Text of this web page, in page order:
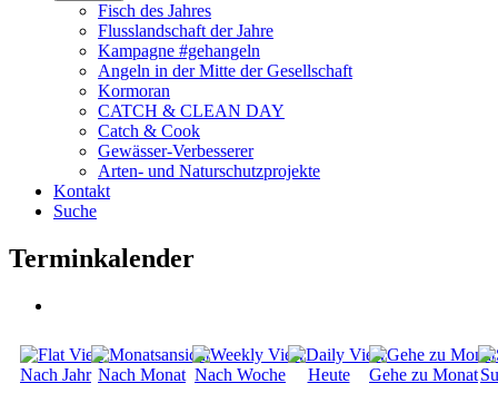
Fisch des Jahres
Flusslandschaft der Jahre
Kampagne #gehangeln
Angeln in der Mitte der Gesellschaft
Kormoran
CATCH & CLEAN DAY
Catch & Cook
Gewässer-Verbesserer
Arten- und Naturschutzprojekte
Kontakt
Suche
Terminkalender
Nach Jahr Nach Monat Nach Woche Heute Gehe zu Monat